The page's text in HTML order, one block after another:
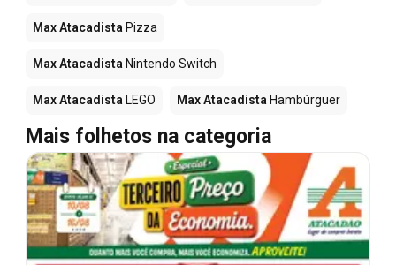
Max Atacadista Pizza
Max Atacadista Nintendo Switch
Max Atacadista LEGO Max Atacadista Hambúrguer
Mais folhetos na categoria